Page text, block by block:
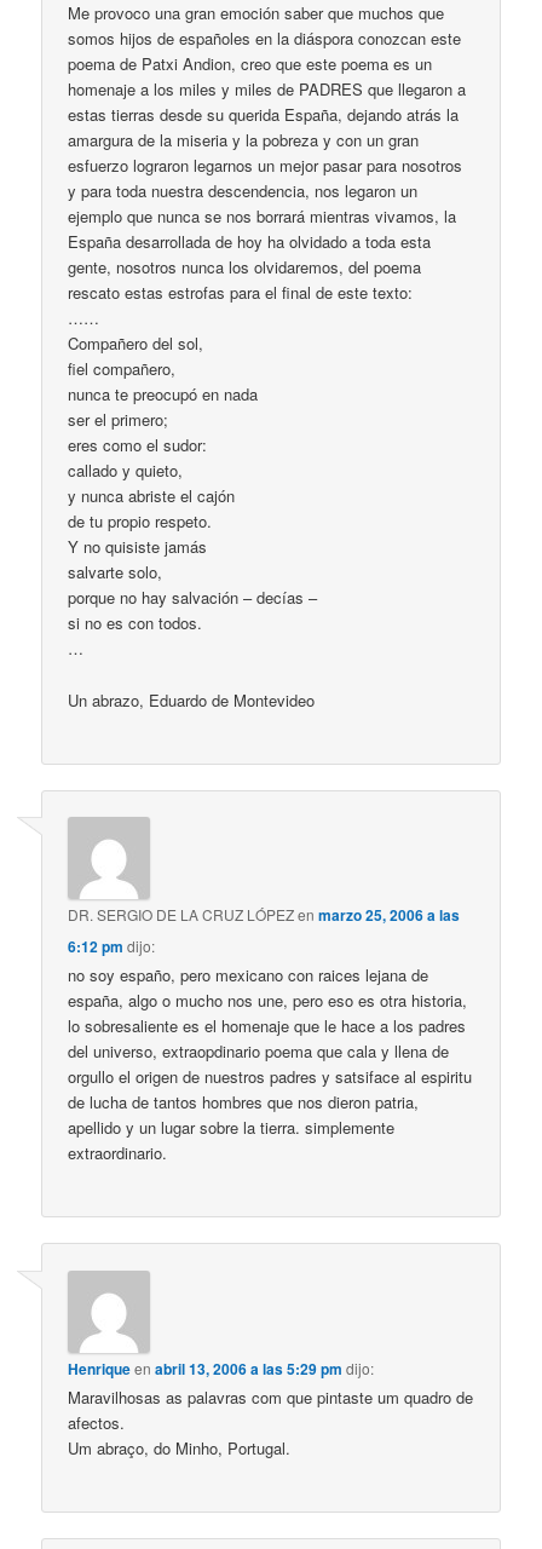
Me provoco una gran emoción saber que muchos que
somos hijos de españoles en la diáspora conozcan este
poema de Patxi Andion, creo que este poema es un
homenaje a los miles y miles de PADRES que llegaron a
estas tierras desde su querida España, dejando atrás la
amargura de la miseria y la pobreza y con un gran
esfuerzo lograron legarnos un mejor pasar para nosotros
y para toda nuestra descendencia, nos legaron un
ejemplo que nunca se nos borrará mientras vivamos, la
España desarrollada de hoy ha olvidado a toda esta
gente, nosotros nunca los olvidaremos, del poema
rescato estas estrofas para el final de este texto:
……
Compañero del sol,
fiel compañero,
nunca te preocupó en nada
ser el primero;
eres como el sudor:
callado y quieto,
y nunca abriste el cajón
de tu propio respeto.
Y no quisiste jamás
salvarte solo,
porque no hay salvación – decías –
si no es con todos.
…
Un abrazo, Eduardo de Montevideo
DR. SERGIO DE LA CRUZ LÓPEZenmarzo 25, 2006 a las
6:12 pm dijo:
no soy españo, pero mexicano con raices lejana de
españa, algo o mucho nos une, pero eso es otra historia,
lo sobresaliente es el homenaje que le hace a los padres
del universo, extraopdinario poema que cala y llena de
orgullo el origen de nuestros padres y satsiface al espiritu
de lucha de tantos hombres que nos dieron patria,
apellido y un lugar sobre la tierra. simplemente
extraordinario.
Henriqueenabril 13, 2006 a las 5:29 pm dijo:
Maravilhosas as palavras com que pintaste um quadro de
afectos.
Um abraço, do Minho, Portugal.